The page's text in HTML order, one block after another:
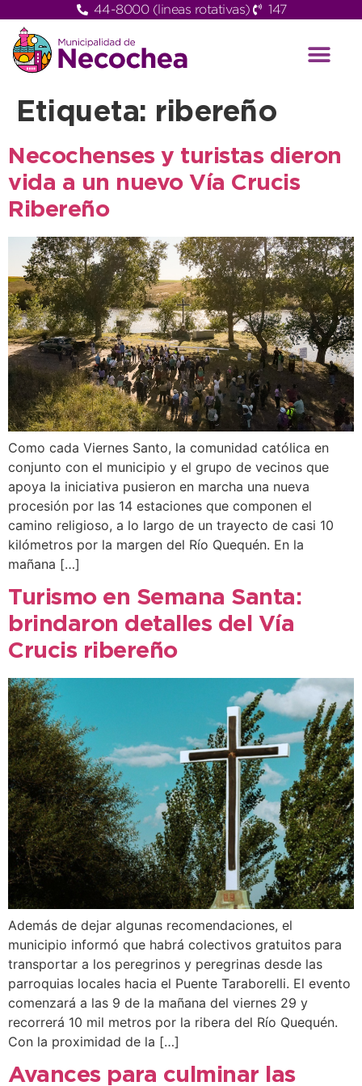
44-8000 (lineas rotativas) 147
Etiqueta: ribereño
Necochenses y turistas dieron
vida a un nuevo Vía Crucis
Ribereño
Como cada Viernes Santo, la comunidad católica en
conjunto con el municipio y el grupo de vecinos que
apoya la iniciativa pusieron en marcha una nueva
procesión por las 14 estaciones que componen el
camino religioso, a lo largo de un trayecto de casi 10
kilómetros por la margen del Río Quequén. En la
mañana […]
Turismo en Semana Santa:
brindaron detalles del Vía
Crucis ribereño
Además de dejar algunas recomendaciones, el
municipio informó que habrá colectivos gratuitos para
transportar a los peregrinos y peregrinas desde las
parroquias locales hacia el Puente Taraborelli. El evento
comenzará a las 9 de la mañana del viernes 29 y
recorrerá 10 mil metros por la ribera del Río Quequén.
Con la proximidad de la […]
Avances para culminar las